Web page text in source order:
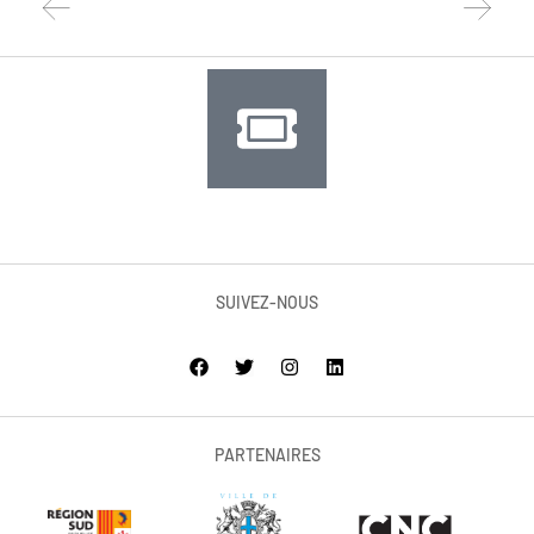
SUIVEZ-NOUS
PARTENAIRES